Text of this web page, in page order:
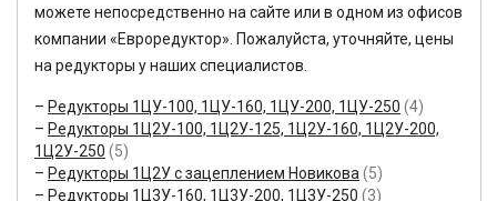
можете непосредственно на сайте или в одном из офисов
компании «Евроредуктор». Пожалуйста, уточняйте, цены
на редукторы у наших специалистов.
Редукторы 1ЦУ-100, 1ЦУ-160, 1ЦУ-200, 1ЦУ-250 (4)
Редукторы 1Ц2У-100, 1Ц2У-125, 1Ц2У-160, 1Ц2У-200,
1Ц2У-250 (5)
Редукторы 1Ц2У с зацеплением Новикова (5)
Редукторы 1Ц3У-160, 1Ц3У-200, 1Ц3У-250 (3)